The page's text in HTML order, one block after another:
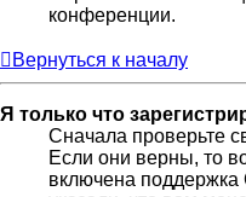
конференции.
Вернуться к началу
Я только что
Сначала проверьте
Если они верны, то
включена поддержка